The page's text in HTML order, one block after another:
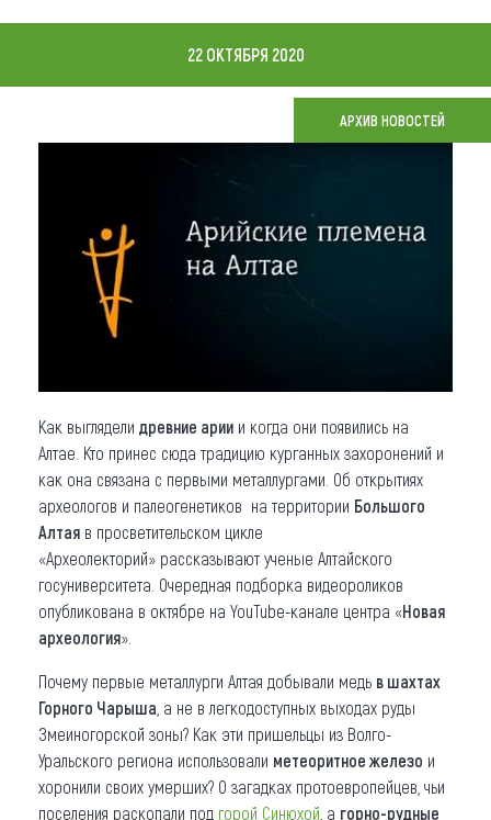
Карта
Что привезти (сувениры)
О регионе
Коллекция впечатлений
Другие рубрики
22 ОКТЯБРЯ 2020
АРХИВ НОВОСТЕЙ
Как выглядели древние арии и когда они появились на
Алтае. Кто принес сюда традицию курганных захоронений и
как она связана с первыми металлургами. Об открытиях
археологов и палеогенетиков на территории Большого
Алтая в просветительском цикле
«Археолекторий» рассказывают ученые Алтайского
госуниверситета. Очередная подборка видеороликов
опубликована в октябре на YouTube-канале центра «Новая
археология».
Почему первые металлурги Алтая добывали медь в шахтах
Горного Чарыша , а не в легкодоступных выходах руды
Змеиногорской зоны? Как эти пришельцы из Волго-
Уральского региона использовали метеоритное железо и
хоронили своих умерших? О загадках протоевропейцев, чьи
поселения раскопали под горой Синюхой , а горно-рудные